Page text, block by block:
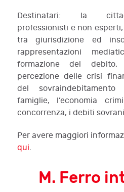
Destinatari: la
professionisti e non
tra giurisdizione ed
rappresentazioni
formazione del
percezione delle crisi
del
famiglie, l’economia
concorrenza, i debiti
Per avere maggiori
qui.
M. Ferro